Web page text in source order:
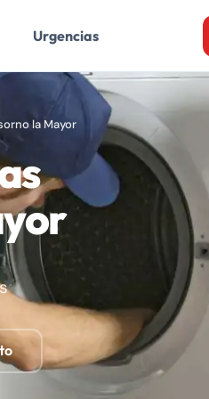
Urgencias
la Mayor